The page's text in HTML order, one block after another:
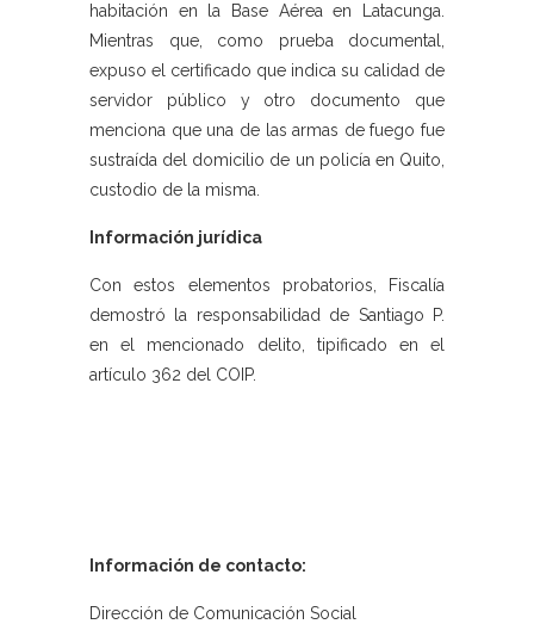
habitación en la Base Aérea en Latacunga.
Mientras que, como prueba documental,
expuso el certificado que indica su calidad de
servidor público y otro documento que
menciona que una de las armas de fuego fue
sustraída del domicilio de un policía en Quito,
custodio de la misma.
Información jurídica
Con estos elementos probatorios, Fiscalía
demostró la responsabilidad de Santiago P.
en el mencionado delito, tipificado en el
artículo 362 del COIP.
Información de contacto:
Dirección de Comunicación Social